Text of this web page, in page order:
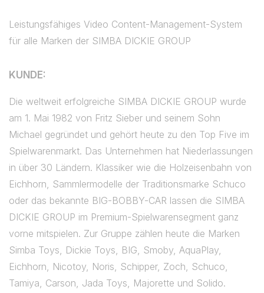
Leistungsfähiges Video Content-Management-System
für alle Marken der SIMBA DICKIE GROUP
KUNDE:
Die weltweit erfolgreiche SIMBA DICKIE GROUP wurde
am 1. Mai 1982 von Fritz Sieber und seinem Sohn
Michael gegründet und gehört heute zu den Top Five im
Spielwarenmarkt. Das Unternehmen hat Niederlassungen
in über 30 Ländern. Klassiker wie die Holzeisenbahn von
Eichhorn, Sammlermodelle der Traditionsmarke Schuco
oder das bekannte BIG-BOBBY-CAR lassen die SIMBA
DICKIE GROUP im Premium-Spielwarensegment ganz
vorne mitspielen. Zur Gruppe zählen heute die Marken
Simba Toys, Dickie Toys, BIG, Smoby, AquaPlay,
Eichhorn, Nicotoy, Noris, Schipper, Zoch, Schuco,
Tamiya, Carson, Jada Toys, Majorette und Solido.